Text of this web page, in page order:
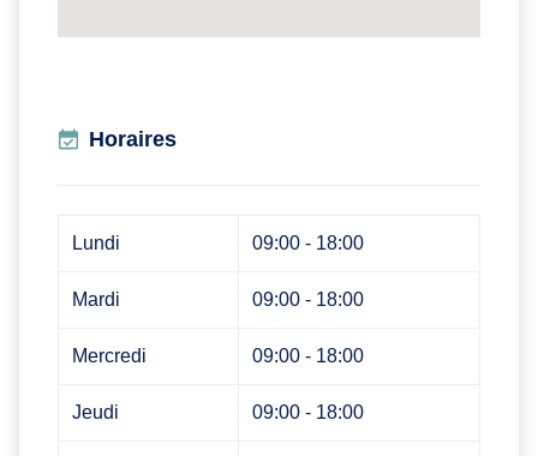
Horaires
Lundi 09:00 - 18:00
Mardi 09:00 - 18:00
Mercredi 09:00 - 18:00
Jeudi 09:00 - 18:00